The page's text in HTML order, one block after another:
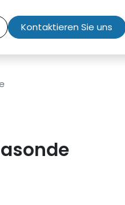
Kontaktieren Sie uns